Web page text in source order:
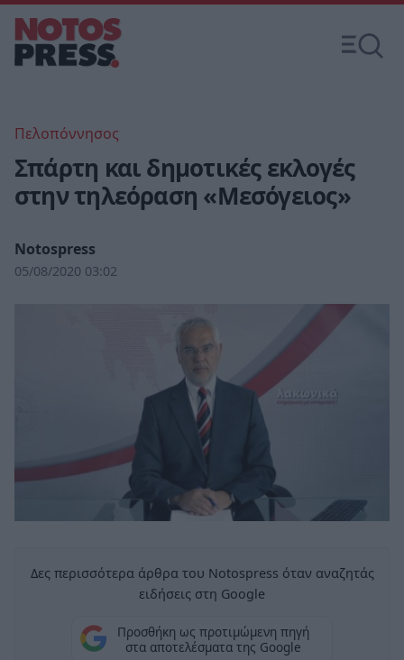
Πελοπόννησος
Σπάρτη και δημοτικές εκλογές
στην τηλεόραση «Μεσόγειος»
Notospress
05/08/2020 03:02
Δες περισσότερα άρθρα του Notospress όταν αναζητάς
ειδήσεις στη Google
Προσθήκη ως προτιμώμενη πηγή
στα αποτελέσματα της Google